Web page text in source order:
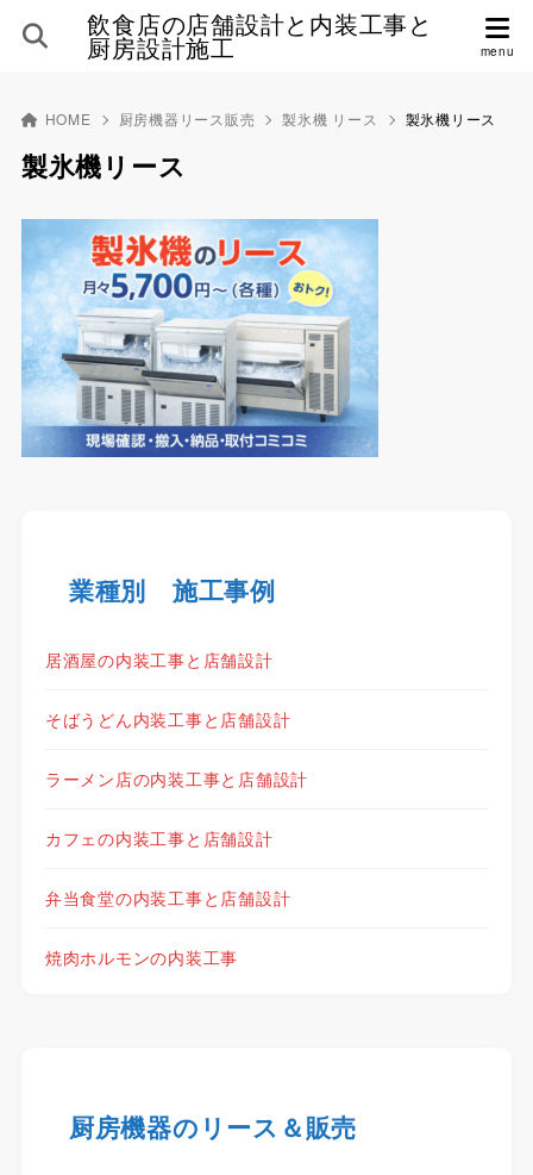
飲食店の店舗設計と内装工事と
厨房設計施工
HOME 厨房機器リース販売 製氷機 リース 製氷機リース
製氷機リース
業種別 施工事例
居酒屋の内装工事と店舗設計
そばうどん内装工事と店舗設計
ラーメン店の内装工事と店舗設計
カフェの内装工事と店舗設計
弁当食堂の内装工事と店舗設計
焼肉ホルモンの内装工事
厨房機器のリース＆販売